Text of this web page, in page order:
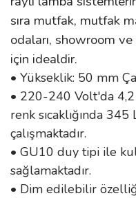
sıra mutfak, mutfak
odaları, showroom
için idealdir.
• Yükseklik: 50 mm
• 220-240 Volt'da
renk sıcaklığında 345
çalışmaktadır.
• GU10 duy tipi ile
sağlamaktadır.
• Dim edilebilir